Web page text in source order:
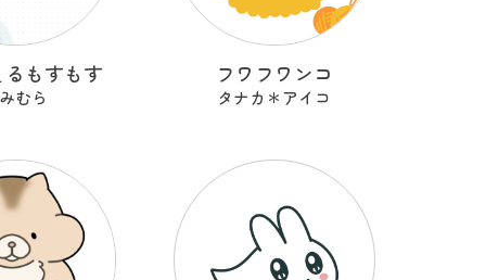
もすもす
むら
フワフワンコ
タナカ＊アイコ